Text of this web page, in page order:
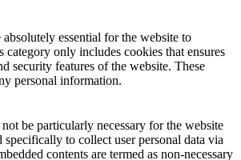
absolutely essential for the website to
only includes cookies that ensures
security features of the website. These
personal information.
be particularly necessary for the website
specifically to collect user personal data via
contents are termed as non-necessary